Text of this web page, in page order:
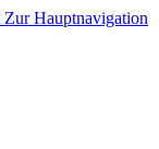
Zur Hauptnavigation